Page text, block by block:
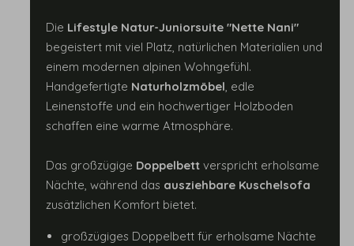
Die Lifestyle Natur-Juniorsuite "Nette Nani"
begeistert mit viel Platz, natürlichen Materialien und
einem modernen alpinen Wohngefühl.
Handgefertigte Naturholzmöbel, edle
Leinenstoffe und ein hochwertiger Holzboden
schaffen eine warme Atmosphäre.
Das großzügige Doppelbett verspricht erholsame
Nächte, während das ausziehbare Kuschelsofa
zusätzlichen Komfort bietet.
großzügiges Doppelbett für erholsame Nächte